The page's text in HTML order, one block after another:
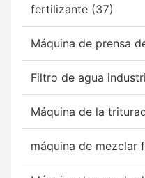
fertilizante (37)
Máquina de prensa
Filtro de agua
Máquina de la
máquina de mezclar